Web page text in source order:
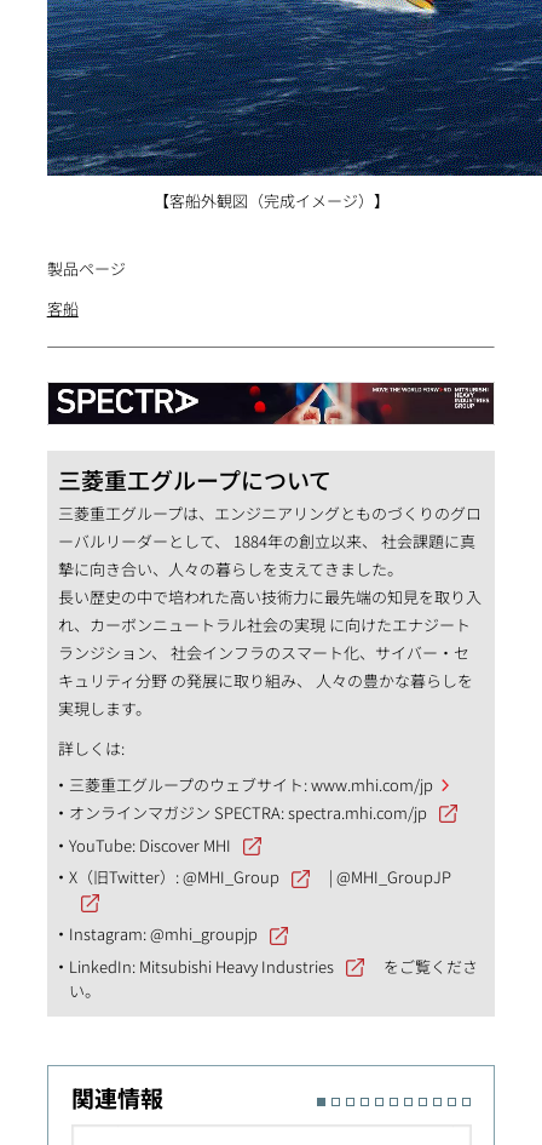
【客船外観図（完成イメージ）】
製品ページ
客船
三菱重工グループについて
三菱重工グループは、エンジニアリングとものづくりのグロ
ーバルリーダーとして、 1884年の創立以来、 社会課題に真
摯に向き合い、人々の暮らしを支えてきました。
長い歴史の中で培われた高い技術力に最先端の知見を取り入
れ、カーボンニュートラル社会の実現 に向けたエナジート
ランジション、 社会インフラのスマート化、サイバー・セ
キュリティ分野 の発展に取り組み、 人々の豊かな暮らしを
実現します。
詳しくは:
三菱重工グループのウェブサイト:www.mhi.com/jp
オンラインマガジン SPECTRA:spectra.mhi.com/jp
YouTube: Discover MHI
X（旧Twitter）:@MHI_Group |@MHI_GroupJP
Instagram:@mhi_groupjp
LinkedIn: Mitsubishi Heavy Industries
をご覧くださ
い。
関連情報